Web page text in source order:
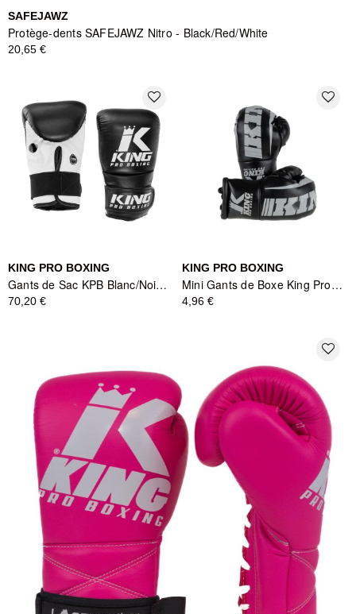
SAFEJAWZ
Protège-dents SAFEJAWZ Nitro - Black/Red/White
20,65 €
favorite_border
KING PRO BOXING
Gants de Sac KPB Blanc/Noir - King Pro Boxing
70,20 €
favorite_border
KING PRO BOXING
Mini Gants de Boxe King Pro Boxing - Noir/Gris
4,96 €
favorite_border